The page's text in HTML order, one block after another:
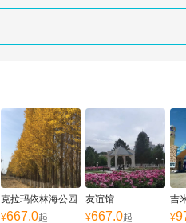
克拉玛依林海公园
¥667.0起
友谊馆
¥667.0起
吉
¥